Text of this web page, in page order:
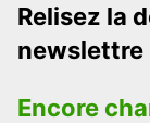
Relisez la
newslettre
Encore